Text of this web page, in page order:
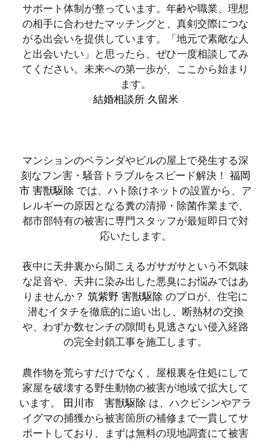
サポート体制が整っています。年齢や職業、理想
の相手に合わせたマッチングと、真剣交際につな
がる出会いを提供しています。「地元で素敵な人
と出会いたい」と思ったら、ぜひ一度相談してみ
てください。未来への第一歩が、ここから始まり
ます。
結婚相談所 久留米
マンションのベランダやビルの屋上で発生する深
刻なフン害・騒音トラブルをスピード解決！ 福岡
市 害獣駆除 では、ハト除けネットの設置から、ア
レルギーの原因となる糞の清掃・除菌作業まで、
都市部特有の被害に専門スタッフが最短即日で対
応いたします。
夜中に天井裏から聞こえるガサガサという不気味
な足音や、天井に染み出した悪臭にお悩みではあ
りませんか？ 筑紫野 害獣駆除 のプロが、住宅に
潜むイタチを徹底的に追い出し、断熱材の交換
や、わずか数センチの隙間も見逃さない侵入経路
の完全封鎖工事を施工します。
農作物を荒らすだけでなく、屋根裏を住処にして
家屋を破壊する野生動物の被害が地域で拡大して
います。 田川市 害獣駆除 は、ハクビシンやアラ
イグマの捕獲から被害箇所の補修まで一貫してサ
ポートしており、まずは無料の現地調査にて被害